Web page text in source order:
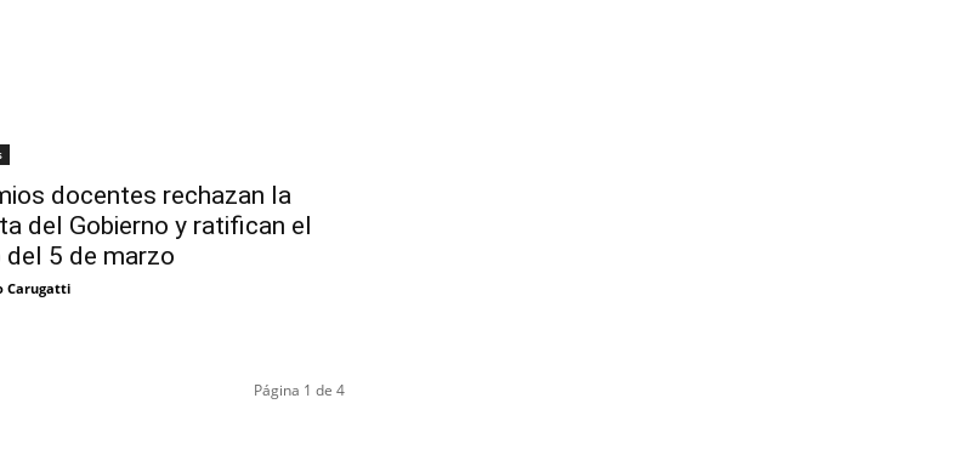
docentes rechazan la
del Gobierno y ratifican el
del 5 de marzo
Carugatti
Página 1 de 4